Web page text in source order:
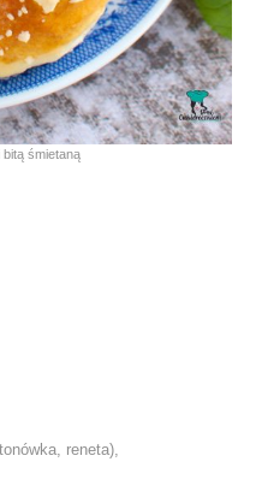
bitą śmietaną
reneta),